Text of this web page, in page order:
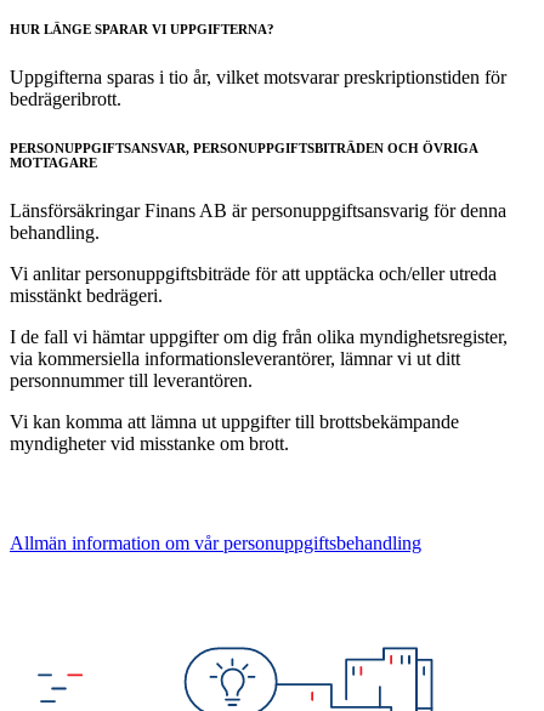
HUR LÄNGE SPARAR VI UPPGIFTERNA?
​Uppgifterna sparas i tio år, vilket motsvarar preskriptionstiden för
bedrägeribrott.
PERSONUPPGIFTSANSVAR, PERSONUPPGIFTSBITRÄDEN OCH ÖVRIGA
MOTTAGARE
Länsförsäkringar Finans AB är personuppgiftsansvarig för denna
behandling.
Vi anlitar personuppgiftsbiträde för att upptäcka och/eller utreda
misstänkt bedrägeri.
I de fall vi hämtar uppgifter om dig från olika myndighetsregister,
via kommersiella informationsleverantörer, lämnar vi ut ditt
personnummer till leverantören.
Vi kan komma att lämna ut uppgifter till brottsbekämpande
myndigheter vid misstanke om brott.
Allmän information om vår personuppgiftsbehandling